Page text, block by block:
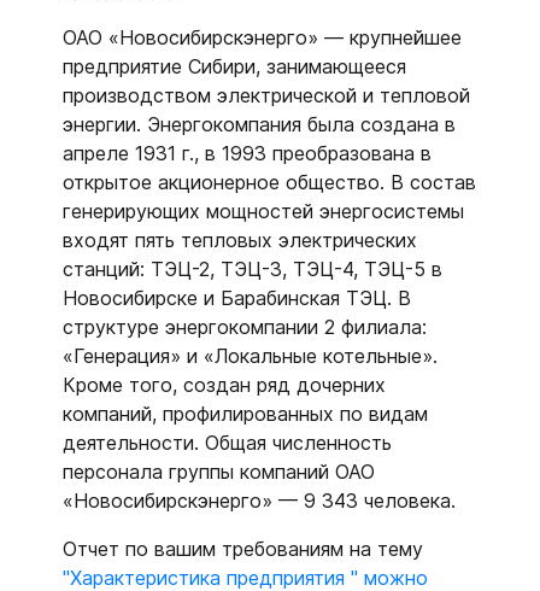
ОАО «Новосибирскэнерго» — крупнейшее
предприятие Сибири, занимающееся
производством электрической и тепловой
энергии. Энергокомпания была создана в
апреле 1931 г., в 1993 преобразована в
открытое акционерное общество. В состав
генерирующих мощностей энергосистемы
входят пять тепловых электрических
станций: ТЭЦ-2, ТЭЦ-3, ТЭЦ-4, ТЭЦ-5 в
Новосибирске и Барабинская ТЭЦ. В
структуре энергокомпании 2 филиала:
«Генерация» и «Локальные котельные».
Кроме того, создан ряд дочерних
компаний, профилированных по видам
деятельности. Общая численность
персонала группы компаний ОАО
«Новосибирскэнерго» — 9 343 человека.
Отчет по вашим требованиям на тему
"Характеристика предприятия " можно